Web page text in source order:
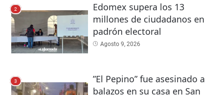
2
Edomex supera los 13
millones de ciudadanos en
padrón electoral
Agosto 9, 2026
3
”El Pepino” fue asesinado a
balazos en su casa en San